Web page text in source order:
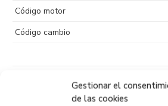
Gestionar el
de las cookies
Código motor
Código cambio
Productos